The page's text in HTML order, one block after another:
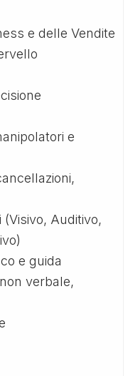
e delle Vendite
e
Auditivo,
e guida
verbale,